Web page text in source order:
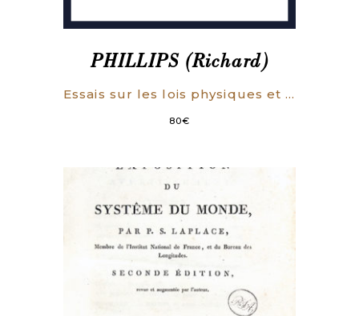
PHILLIPS (Richard)
Essais sur les lois physiques et la construction de l’Univers.
80€